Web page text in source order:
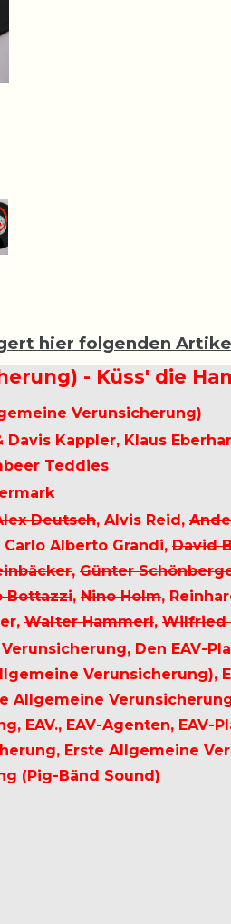
hier folgenden
- Küss' die
Verunsicherung)
Davis Kappler, Klaus
Teddies
Deutsch, Alvis Reid,
Carlo Alberto Grandi, David
, Günter
Bottazzi, Nino Holm,
Walter Hammerl, Wilfried
Den EAV-
Verunsicherung),
Allgemeine
EAV., EAV-Agenten,
Erste Allgemeine
(Pig-Bänd Sound)